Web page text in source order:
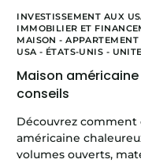
INVESTISSEMENT AUX
IMMOBILIER ET
MAISON - APPARTEMENT
USA - ÉTATS-UNIS -
Maison
conseils
Découvrez
américaine
volumes ouverts,